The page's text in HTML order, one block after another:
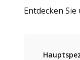
Entdecken